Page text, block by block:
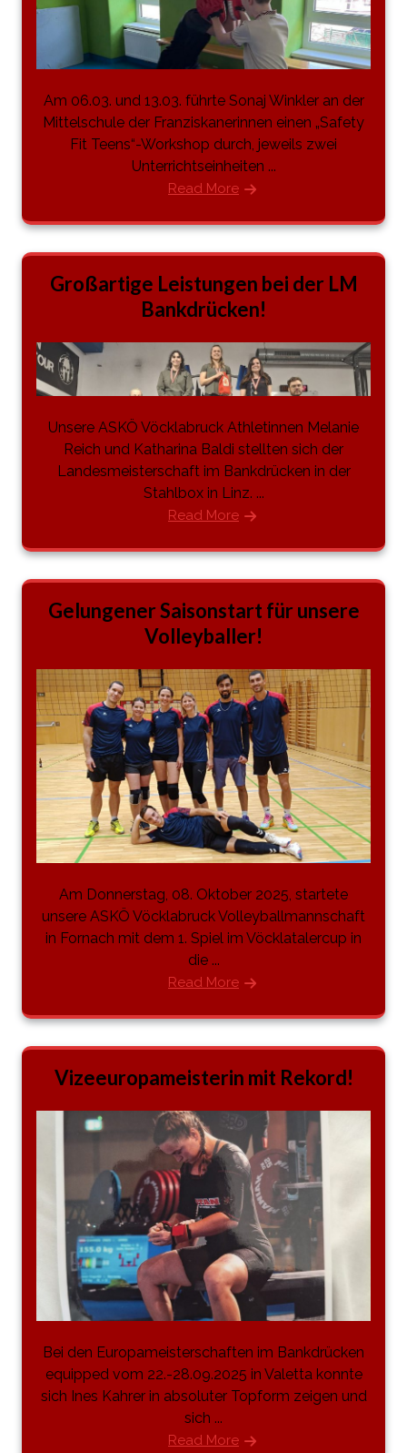
Am 06.03. und 13.03. führte Sonaj Winkler an der
Mittelschule der Franziskanerinnen einen „Safety
Fit Teens“-Workshop durch, jeweils zwei
Unterrichtseinheiten ...
Read More
Großartige Leistungen bei der LM
Bankdrücken!
Unsere ASKÖ Vöcklabruck Athletinnen Melanie
Reich und Katharina Baldi stellten sich der
Landesmeisterschaft im Bankdrücken in der
Stahlbox in Linz. ...
Read More
Gelungener Saisonstart für unsere
Volleyballer!
Am Donnerstag, 08. Oktober 2025, startete
unsere ASKÖ Vöcklabruck Volleyballmannschaft
in Fornach mit dem 1. Spiel im Vöcklatalercup in
die ...
Read More
Vizeeuropameisterin mit Rekord!
Bei den Europameisterschaften im Bankdrücken
equipped vom 22.-28.09.2025 in Valetta konnte
sich Ines Kahrer in absoluter Topform zeigen und
sich ...
Read More